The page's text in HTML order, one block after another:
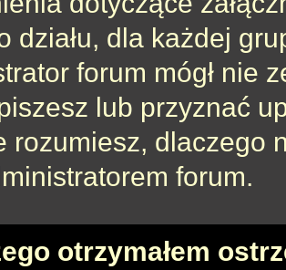
działu, dla każdej
forum mógł nie
lub przyznać
rozumiesz, dlaczego
forum.
otrzymałem